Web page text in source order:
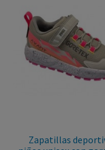
Zapatillas